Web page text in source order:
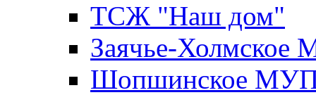
ТСЖ "Наш дом"
Заячье-
Шопшинское